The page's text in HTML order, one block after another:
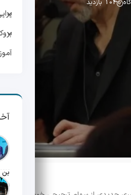
تاریخ
104 بازدید